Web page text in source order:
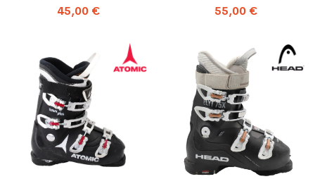
EDGE 75 W
45,00 €
ALLTRACK
55,00 €